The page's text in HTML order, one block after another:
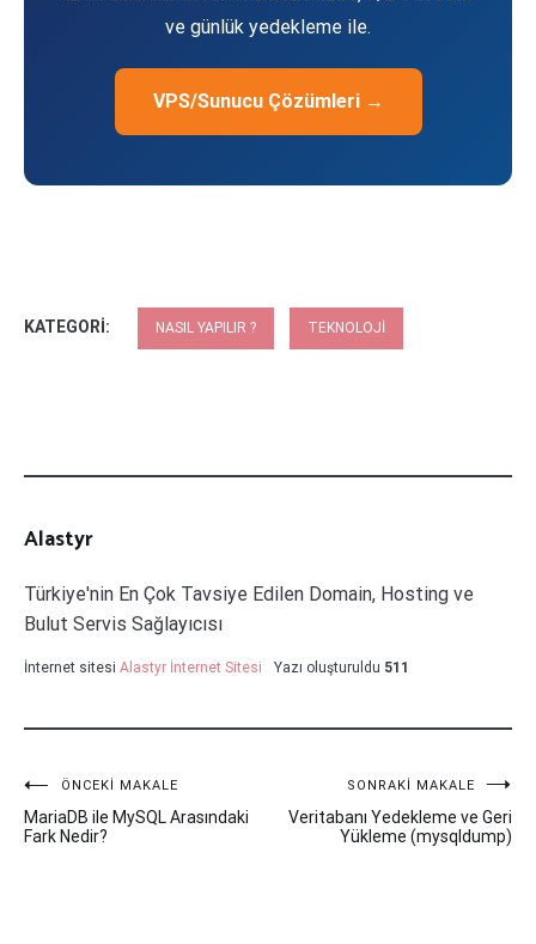
ve günlük yedekleme ile.
VPS/Sunucu Çözümleri →
KATEGORI: NASIL YAPILIR ? TEKNOLOJI
Alastyr
Türkiye'nin En Çok Tavsiye Edilen Domain, Hosting ve
Bulut Servis Sağlayıcısı
İnternet sitesi Alastyr İnternet Sitesi Yazı oluşturuldu 511
Yazı
gezinmesi
ÖNCEKI MAKALE
MariaDB ile MySQL Arasındaki
Fark Nedir?
SONRAKI MAKALE
Veritabanı Yedekleme ve Geri
Yükleme (mysqldump)